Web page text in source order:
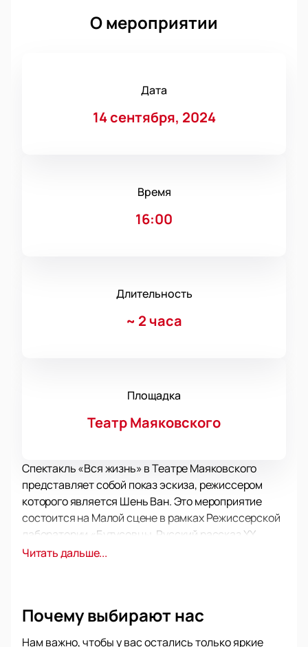
О мероприятии
Дата
14 сентября, 2024
Время
16:00
Длительность
~ 2 часа
Площадка
Театр Маяковского
Спектакль «Вся жизнь» в Театре Маяковского
представляет собой показ эскиза, режиссером
которого является Шень Ван. Это мероприятие
состоится на Малой сцене в рамках Режиссерской
лаборатории «Бутусовцы. Русский рассказ XX
века». В постановке участвуют выпускники
Платонов, Набоков, Горький, Битов, Андреев и Грин.
Читать дальше...
Почему выбирают нас
Нам важно, чтобы у вас остались только яркие